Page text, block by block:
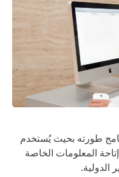
طورته بحيث يُستخدم
المعلومات الخاصة
الدولية.